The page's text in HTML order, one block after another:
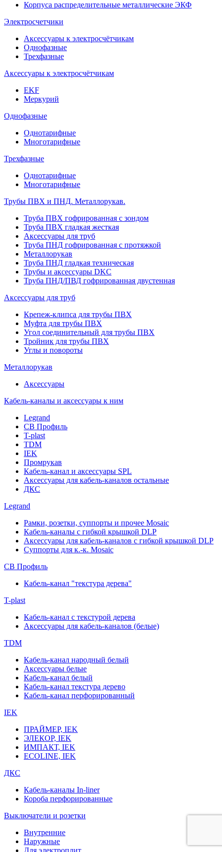
Корпуса распределительные металлические ЭКФ
Электросчетчики
Аксессуары к электросчётчикам
Однофазные
Трехфазные
Аксессуары к электросчётчикам
EKF
Меркурий
Однофазные
Однотарифные
Многотарифные
Трехфазные
Однотарифные
Многотарифные
Трубы ПВХ и ПНД. Металлорукав.
Труба ПВХ гофрированная с зондом
Труба ПВХ гладкая жесткая
Аксессуары для труб
Труба ПНД гофрированная с протяжкой
Металлорукав
Труба ПНД гладкая техническая
Трубы и аксессуары DKC
Труба ПНД/ПВД гофрированная двустенная
Аксессуары для труб
Крепеж-клипса для трубы ПВХ
Муфта для трубы ПВХ
Угол соединительный для трубы ПВХ
Тройник для трубы ПВХ
Углы и повороты
Металлорукав
Аксессуары
Кабель-каналы и аксессуары к ним
Legrand
СВ Профиль
T-plast
TDM
IEK
Промрукав
Кабель-канал и аксессуары SPL
Аксессуары для кабель-каналов остальные
ДКС
Legrand
Рамки, розетки, суппорты и прочее Mosaic
Кабель-каналы с гибкой крышкой DLP
Аксессуары для кабель-каналов с гибкой крышкой DLP
Суппорты для к.-к. Mosaic
СВ Профиль
Кабель-канал "текстура дерева"
T-plast
Кабель-канал с текстурой дерева
Аксессуары для кабель-каналов (белые)
TDM
Кабель-канал народный белый
Аксессуары белые
Кабель-канал белый
Кабель-канал текстура дерево
Кабель-канал перфорированный
IEK
ПРАЙМЕР, IEK
ЭЛЕКОР, IEK
ИМПАКТ, IEK
ECOLINE, IEK
ДКС
Кабель-каналы In-liner
Короба перфорированные
Выключатели и розетки
Внутренние
Наружные
Для электроплит